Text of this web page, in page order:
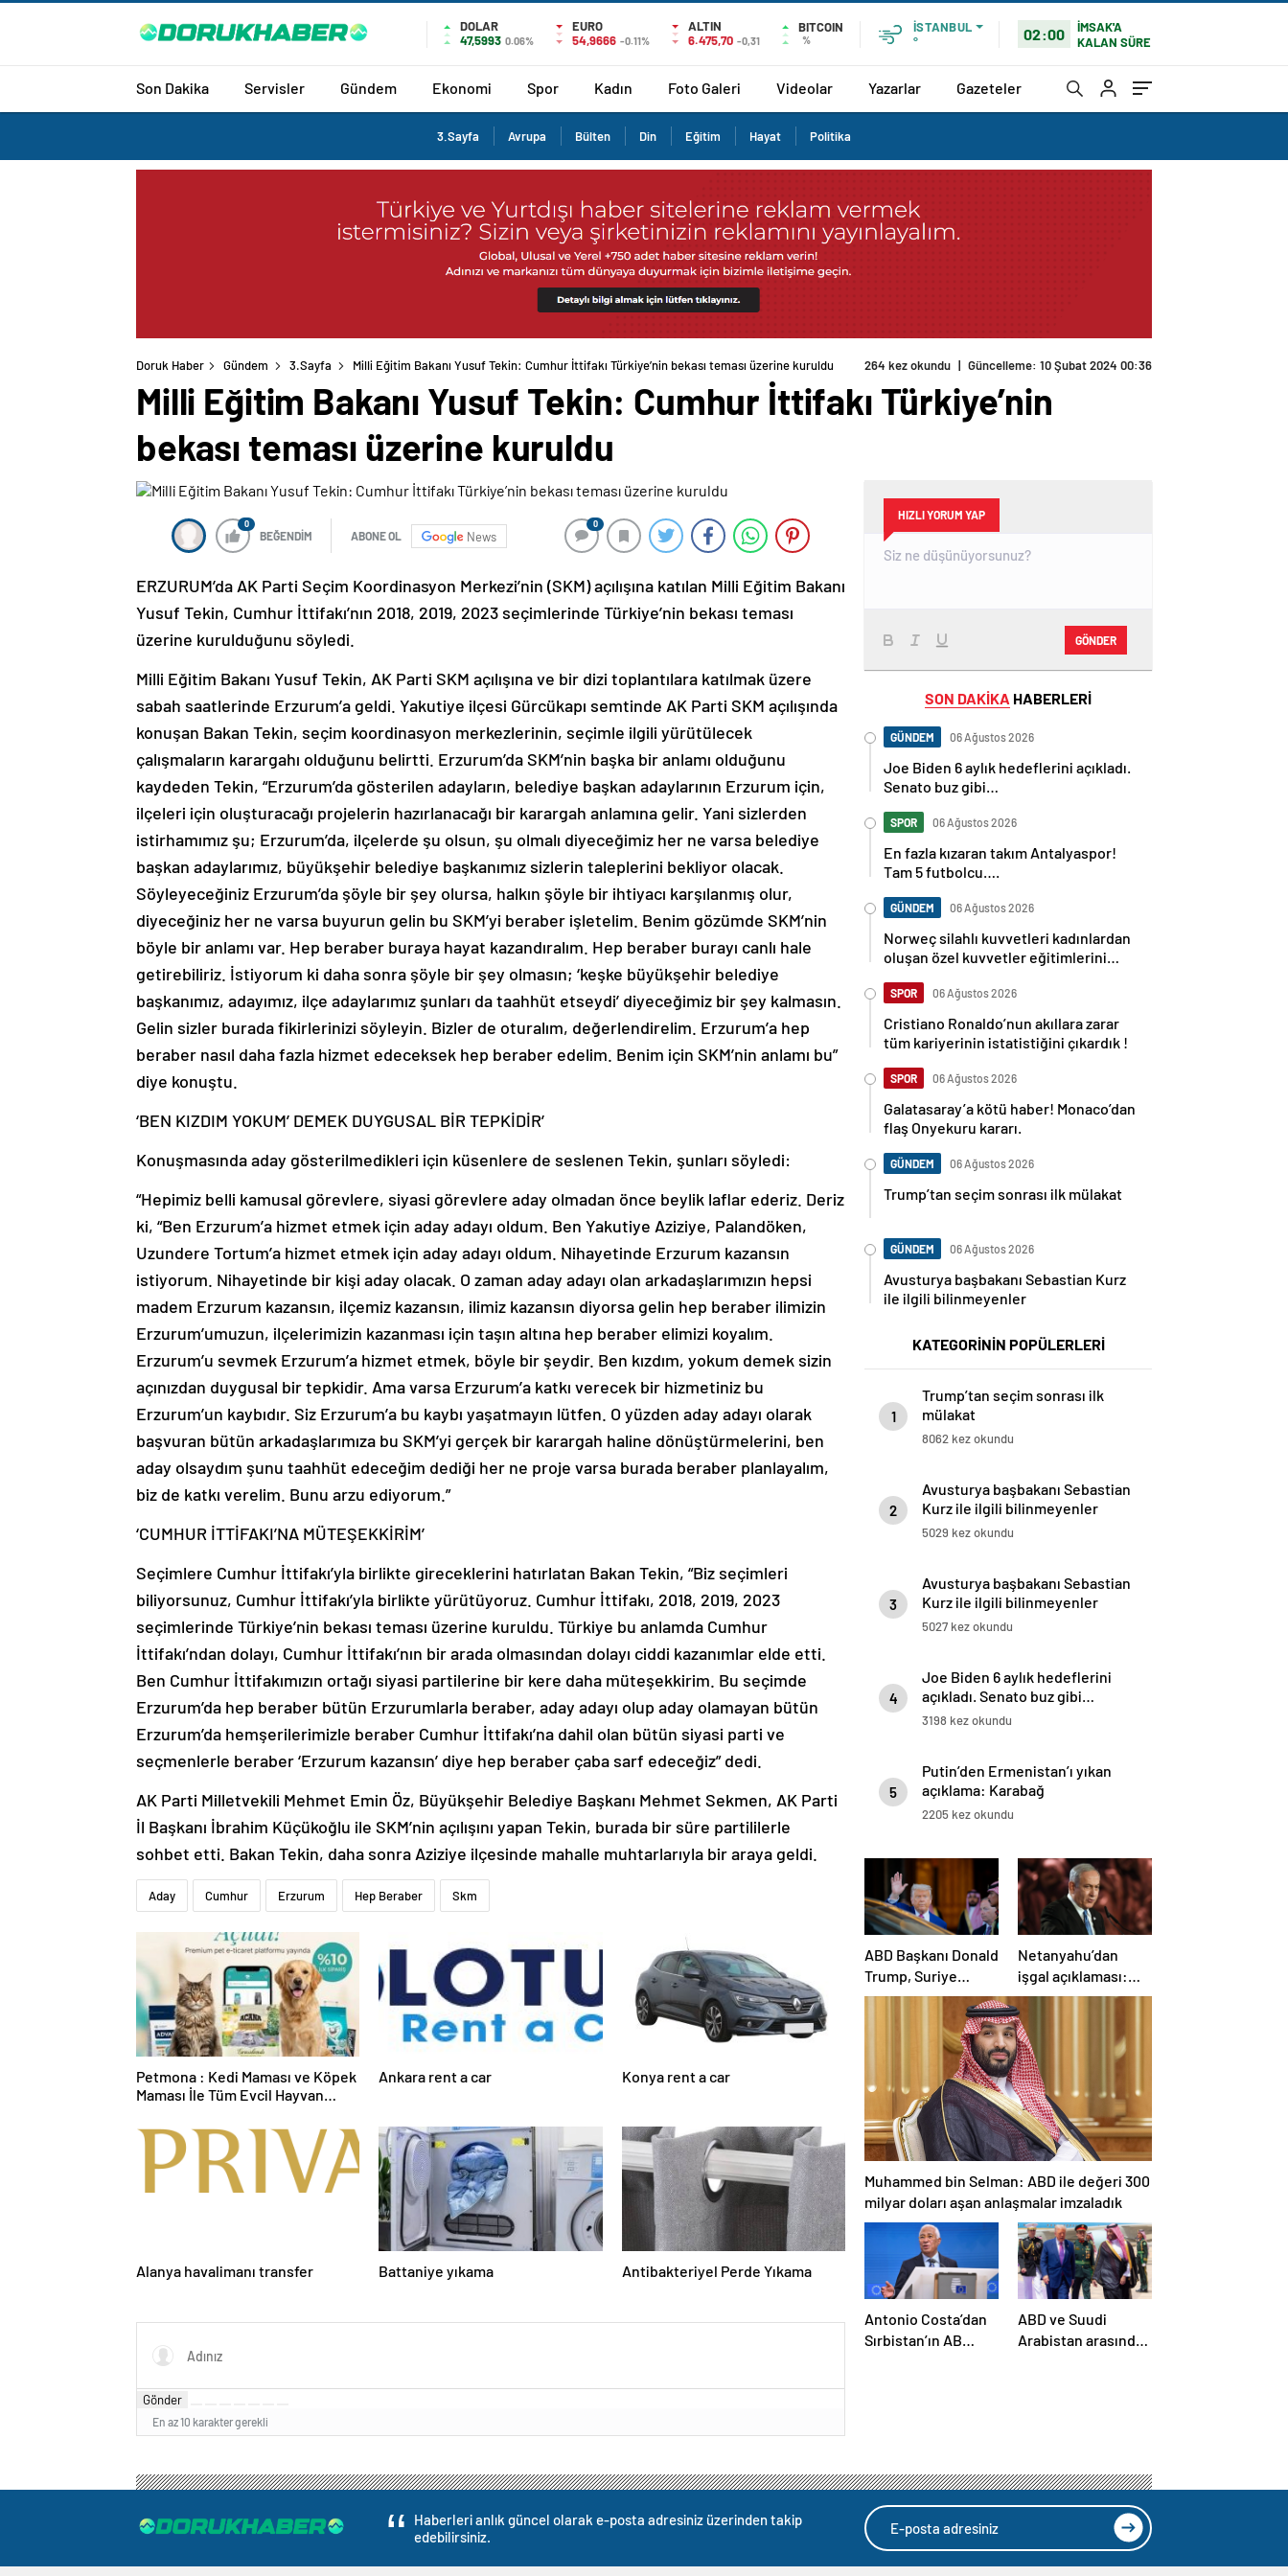
DOLAR
47,5993 0.06%
EURO
54,9666 -0.11%
ALTIN
6.475,70 -0,31
BITCOIN
%
İSTANBUL
°
02:00
İMSAK'A
KALAN SÜRE
Son Dakika Servisler Gündem Ekonomi Spor Kadın Foto Galeri Videolar Yazarlar Gazeteler
3.Sayfa Avrupa Bülten Din Eğitim Hayat Politika
Doruk Haber Gündem 3.Sayfa Milli Eğitim Bakanı Yusuf Tekin: Cumhur İttifakı Türkiye’nin bekası teması üzerine kuruldu 264 kez okundu | Güncelleme: 10 Şubat 2024 00:36
Milli Eğitim Bakanı Yusuf Tekin: Cumhur İttifakı Türkiye’nin
bekası teması üzerine kuruldu
0
BEĞENDİM ABONE OL News
0
ERZURUM’da AK Parti Seçim Koordinasyon Merkezi’nin (SKM) açılışına katılan Milli Eğitim Bakanı
Yusuf Tekin, Cumhur İttifakı’nın 2018, 2019, 2023 seçimlerinde Türkiye’nin bekası teması
üzerine kurulduğunu söyledi.
Milli Eğitim Bakanı Yusuf Tekin, AK Parti SKM açılışına ve bir dizi toplantılara katılmak üzere
sabah saatlerinde Erzurum’a geldi. Yakutiye ilçesi Gürcükapı semtinde AK Parti SKM açılışında
konuşan Bakan Tekin, seçim koordinasyon merkezlerinin, seçimle ilgili yürütülecek
çalışmaların karargahı olduğunu belirtti. Erzurum’da SKM’nin başka bir anlamı olduğunu
kaydeden Tekin, “Erzurum’da gösterilen adayların, belediye başkan adaylarının Erzurum için,
ilçeleri için oluşturacağı projelerin hazırlanacağı bir karargah anlamına gelir. Yani sizlerden
istirhamımız şu; Erzurum’da, ilçelerde şu olsun, şu olmalı diyeceğimiz her ne varsa belediye
başkan adaylarımız, büyükşehir belediye başkanımız sizlerin taleplerini bekliyor olacak.
Söyleyeceğiniz Erzurum’da şöyle bir şey olursa, halkın şöyle bir ihtiyacı karşılanmış olur,
diyeceğiniz her ne varsa buyurun gelin bu SKM’yi beraber işletelim. Benim gözümde SKM’nin
böyle bir anlamı var. Hep beraber buraya hayat kazandıralım. Hep beraber burayı canlı hale
getirebiliriz. İstiyorum ki daha sonra şöyle bir şey olmasın; ‘keşke büyükşehir belediye
başkanımız, adayımız, ilçe adaylarımız şunları da taahhüt etseydi’ diyeceğimiz bir şey kalmasın.
Gelin sizler burada fikirlerinizi söyleyin. Bizler de oturalım, değerlendirelim. Erzurum’a hep
beraber nasıl daha fazla hizmet edeceksek hep beraber edelim. Benim için SKM’nin anlamı bu”
diye konuştu.
‘BEN KIZDIM YOKUM’ DEMEK DUYGUSAL BİR TEPKİDİR’
Konuşmasında aday gösterilmedikleri için küsenlere de seslenen Tekin, şunları söyledi:
“Hepimiz belli kamusal görevlere, siyasi görevlere aday olmadan önce beylik laflar ederiz. Deriz
ki, “Ben Erzurum’a hizmet etmek için aday adayı oldum. Ben Yakutiye Aziziye, Palandöken,
Uzundere Tortum’a hizmet etmek için aday adayı oldum. Nihayetinde Erzurum kazansın
istiyorum. Nihayetinde bir kişi aday olacak. O zaman aday adayı olan arkadaşlarımızın hepsi
madem Erzurum kazansın, ilçemiz kazansın, ilimiz kazansın diyorsa gelin hep beraber ilimizin
Erzurum’umuzun, ilçelerimizin kazanması için taşın altına hep beraber elimizi koyalım.
Erzurum’u sevmek Erzurum’a hizmet etmek, böyle bir şeydir. Ben kızdım, yokum demek sizin
açınızdan duygusal bir tepkidir. Ama varsa Erzurum’a katkı verecek bir hizmetiniz bu
Erzurum’un kaybıdır. Siz Erzurum’a bu kaybı yaşatmayın lütfen. O yüzden aday adayı olarak
başvuran bütün arkadaşlarımıza bu SKM’yi gerçek bir karargah haline dönüştürmelerini, ben
aday olsaydım şunu taahhüt edeceğim dediği her ne proje varsa burada beraber planlayalım,
biz de katkı verelim. Bunu arzu ediyorum.”
‘CUMHUR İTTİFAKI’NA MÜTEŞEKKİRİM’
Seçimlere Cumhur İttifakı’yla birlikte gireceklerini hatırlatan Bakan Tekin, “Biz seçimleri
biliyorsunuz, Cumhur İttifakı’yla birlikte yürütüyoruz. Cumhur İttifakı, 2018, 2019, 2023
seçimlerinde Türkiye’nin bekası teması üzerine kuruldu. Türkiye bu anlamda Cumhur
İttifakı’ndan dolayı, Cumhur İttifakı’nın bir arada olmasından dolayı ciddi kazanımlar elde etti.
Ben Cumhur İttifakımızın ortağı siyasi partilerine bir kere daha müteşekkirim. Bu seçimde
Erzurum’da hep beraber bütün Erzurumlarla beraber, aday adayı olup aday olamayan bütün
Erzurum’da hemşerilerimizle beraber Cumhur İttifakı’na dahil olan bütün siyasi parti ve
seçmenlerle beraber ‘Erzurum kazansın’ diye hep beraber çaba sarf edeceğiz” dedi.
AK Parti Milletvekili Mehmet Emin Öz, Büyükşehir Belediye Başkanı Mehmet Sekmen, AK Parti
İl Başkanı İbrahim Küçükoğlu ile SKM’nin açılışını yapan Tekin, burada bir süre partililerle
sohbet etti. Bakan Tekin, daha sonra Aziziye ilçesinde mahalle muhtarlarıyla bir araya geldi.
Aday Cumhur Erzurum Hep Beraber Skm
Petmona : Kedi Maması ve Köpek
Maması İle Tüm Evcil Hayvan
Ankara rent a car Konya rent a car
Alanya havalimanı transfer Battaniye yıkama Antibakteriyel Perde Yıkama
Gönder
En az 10 karakter gerekli
HIZLI YORUM YAP
GÖNDER
SON DAKİKA HABERLERİ
GÜNDEM 06 Ağustos 2026
Joe Biden 6 aylık hedeflerini açıkladı.
Senato buz gibi…
SPOR 06 Ağustos 2026
En fazla kızaran takım Antalyaspor!
Tam 5 futbolcu….
GÜNDEM 06 Ağustos 2026
Norweç silahlı kuvvetleri kadınlardan
oluşan özel kuvvetler eğitimlerini
SPOR 06 Ağustos 2026
Cristiano Ronaldo’nun akıllara zarar
tüm kariyerinin istatistiğini çıkardık !
SPOR 06 Ağustos 2026
Galatasaray’a kötü haber! Monaco’dan
flaş Onyekuru kararı.
GÜNDEM 06 Ağustos 2026
Trump’tan seçim sonrası ilk mülakat
GÜNDEM 06 Ağustos 2026
Avusturya başbakanı Sebastian Kurz
ile ilgili bilinmeyenler
KATEGORİNİN POPÜLERLERİ
1
Trump’tan seçim sonrası ilk
mülakat
8062 kez okundu
2
Avusturya başbakanı Sebastian
Kurz ile ilgili bilinmeyenler
5029 kez okundu
3
Avusturya başbakanı Sebastian
Kurz ile ilgili bilinmeyenler
5027 kez okundu
4
Joe Biden 6 aylık hedeflerini
açıkladı. Senato buz gibi…
3198 kez okundu
5
Putin’den Ermenistan’ı yıkan
açıklama: Karabağ
Azerbaycan’ın ayrılmaz bir
2205 kez okundu
ABD Başkanı Donald
Trump, Suriye
Cumhurbaşkanı
Şara ile görüşecek
Netanyahu’dan
işgal açıklaması:
İsrail ordusu, tüm
gücüyle Gazze’ye
girecek
Muhammed bin Selman: ABD ile değeri 300
milyar doları aşan anlaşmalar imzaladık
Antonio Costa’dan
Sırbistan’ın AB
ABD ve Suudi
Arabistan arasında
Haberleri anlık güncel olarak e-posta adresiniz üzerinden takip
edebilirsiniz.